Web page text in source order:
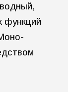
функций